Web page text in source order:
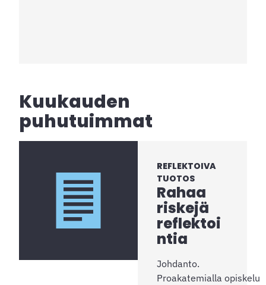
Kuukauden
puhutuimmat
REFLEKTOIVA
TUOTOS
Rahaa
riskejä
reflektoi
ntia
Johdanto.
Proakatemialla opiskelu